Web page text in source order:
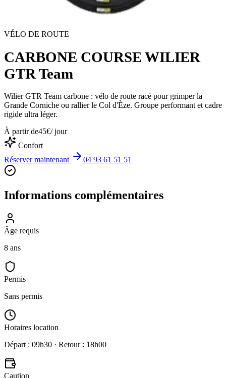
VÉLO DE ROUTE
CARBONE COURSE WILIER
GTR Team
Wilier GTR Team carbone : vélo de route racé pour grimper la
Grande Corniche ou rallier le Col d'Èze. Groupe performant et cadre
rigide ultra léger.
À partir de45€/ jour
Confort
Réserver maintenant
04 93 61 51 51
Informations complémentaires
Âge requis
8 ans
Permis
Sans permis
Horaires location
Départ : 09h30 · Retour : 18h00
Caution